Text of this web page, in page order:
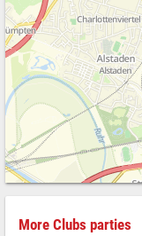
More Clubs parties